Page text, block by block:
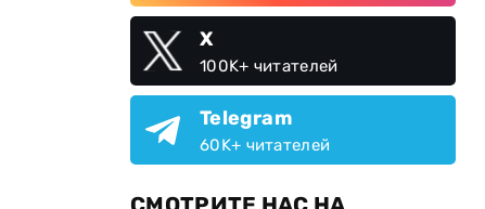
X
100K+ читателей
Telegram
60K+ читателей